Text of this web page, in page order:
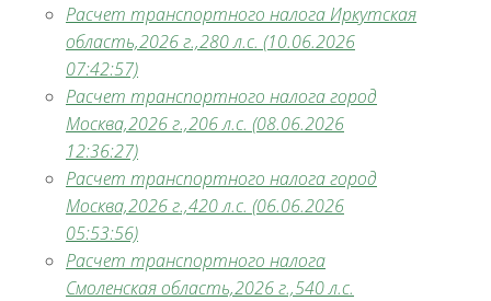
Расчет транспортного налога Иркутская
область,2026 г.,280 л.с. (10.06.2026
07:42:57)
Расчет транспортного налога город
Москва,2026 г.,206 л.с. (08.06.2026
12:36:27)
Расчет транспортного налога город
Москва,2026 г.,420 л.с. (06.06.2026
05:53:56)
Расчет транспортного налога
Смоленская область,2026 г.,540 л.с.